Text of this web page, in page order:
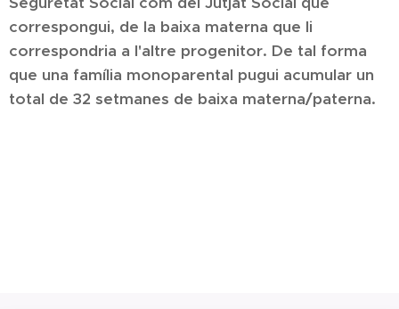
correspongui, de la baixa materna que li
correspondria a l'altre progenitor. De tal forma
que una família monoparental pugui acumular un
total de 32 setmanes de baixa materna/paterna.